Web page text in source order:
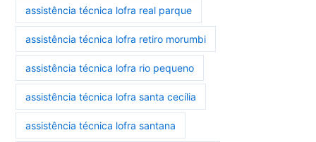
assistência técnica lofra real parque
assistência técnica lofra retiro morumbi
assistência técnica lofra rio pequeno
assistência técnica lofra santa cecília
assistência técnica lofra santana